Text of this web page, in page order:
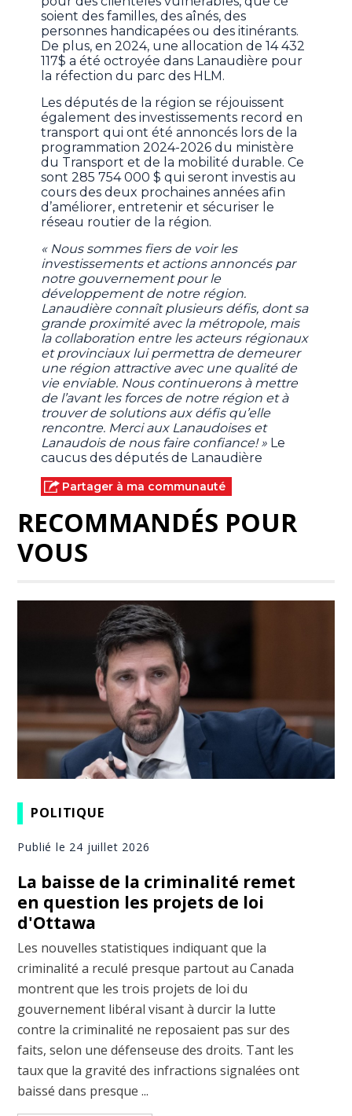
soient des familles, des aînés, des
personnes handicapées ou des itinérants.
De plus, en 2024, une allocation de 14 432
117$ a été octroyée dans Lanaudière pour
la réfection du parc des HLM.
Les députés de la région se réjouissent
également des investissements record en
transport qui ont été annoncés lors de la
programmation 2024-2026 du ministère
du Transport et de la mobilité durable. Ce
sont 285 754 000 $ qui seront investis au
cours des deux prochaines années afin
d’améliorer, entretenir et sécuriser le
réseau routier de la région.
« Nous sommes fiers de voir les
investissements et actions annoncés par
notre gouvernement pour le
développement de notre région.
Lanaudière connaît plusieurs défis, dont sa
grande proximité avec la métropole, mais
la collaboration entre les acteurs régionaux
et provinciaux lui permettra de demeurer
une région attractive avec une qualité de
vie enviable. Nous continuerons à mettre
de l’avant les forces de notre région et à
trouver de solutions aux défis qu’elle
rencontre. Merci aux Lanaudoises et
Lanaudois de nous faire confiance! » Le
caucus des députés de Lanaudière
Partager à ma communauté
RECOMMANDÉS POUR
VOUS
POLITIQUE
Publié le 24 juillet 2026
La baisse de la criminalité remet
en question les projets de loi
d'Ottawa
Les nouvelles statistiques indiquant que la
criminalité a reculé presque partout au Canada
montrent que les trois projets de loi du
gouvernement libéral visant à durcir la lutte
contre la criminalité ne reposaient pas sur des
faits, selon une défenseuse des droits. Tant les
taux que la gravité des infractions signalées ont
baissé dans presque ...